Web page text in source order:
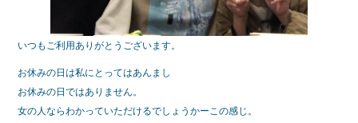
いつもご利用ありがとうございます。
お休みの日は私にとってはあんまし
お休みの日ではありません。
女の人ならわかっていただけるでしょうかーこの感じ。